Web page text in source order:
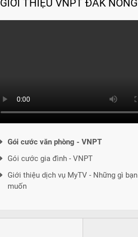
GIỚI THIỆU VNPT ĐẮK NÔNG
Gói cước văn phòng - VNPT
Gói cước gia đình - VNPT
Giới thiệu dịch vụ MyTV - Những gì bạn
muốn